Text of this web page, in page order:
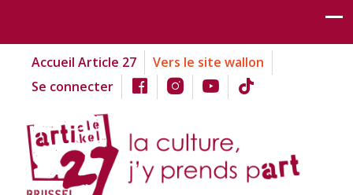
Accueil Article 27
Vers le site wallon
Se connecter